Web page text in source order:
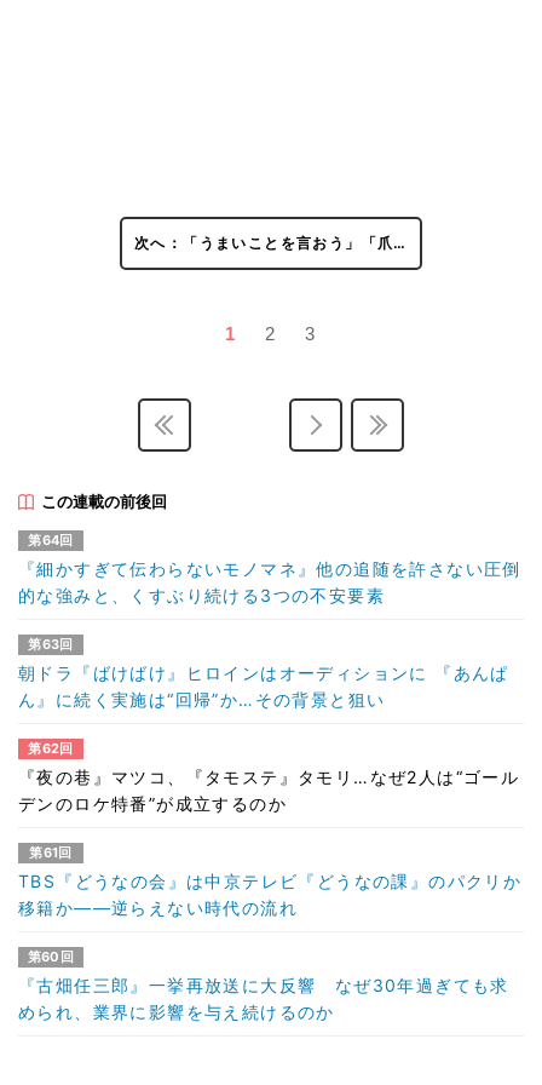
次へ：「うまいことを言おう」「爪…
1 2 3
この連載の前後回
第64回
『細かすぎて伝わらないモノマネ』他の追随を許さない圧倒
的な強みと、くすぶり続ける3つの不安要素
第63回
朝ドラ『ばけばけ』ヒロインはオーディションに 『あんぱ
ん』に続く実施は“回帰”か…その背景と狙い
第62回
『夜の巷』マツコ、『タモステ』タモリ…なぜ2人は“ゴール
デンのロケ特番”が成立するのか
第61回
TBS『どうなの会』は中京テレビ『どうなの課』のパクリか
移籍か――逆らえない時代の流れ
第60回
『古畑任三郎』一挙再放送に大反響 なぜ30年過ぎても求
められ、業界に影響を与え続けるのか